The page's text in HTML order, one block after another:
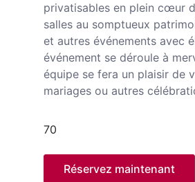
privatisables en plein cœur
salles au somptueux
et autres événements avec
événement se déroule à
équipe se fera un plaisir de
mariages ou autres
70
Réservez maintenant